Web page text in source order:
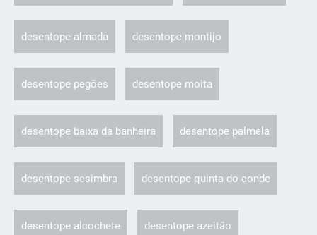
desentope almada desentope montijo
desentope pegões desentope moita
desentope baixa da banheira desentope palmela
desentope sesimbra desentope quinta do conde
desentope alcochete desentope azeitão